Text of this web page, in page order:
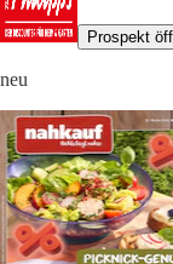
Prospekt
neu